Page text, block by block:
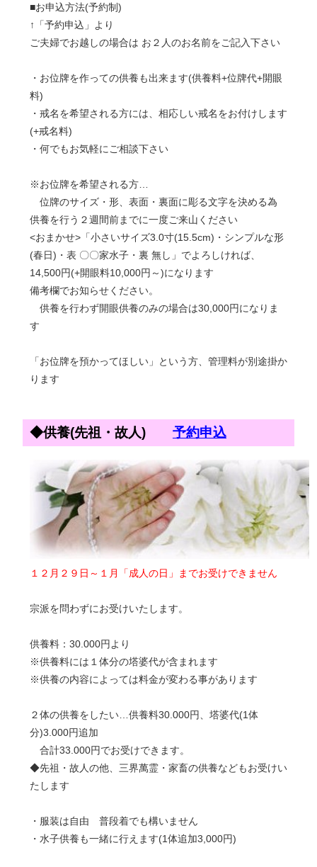
■お申込方法(予約制)
↑「予約申込」より
ご夫婦でお越しの場合は お２人のお名前をご記入下さい
・お位牌を作っての供養も出来ます(供養料+位牌代+開眼
料)
・戒名を希望される方には、相応しい戒名をお付けします
(+戒名料)
・何でもお気軽にご相談下さい
※お位牌を希望される方…
位牌のサイズ・形、表面・裏面に彫る文字を決める為
供養を行う２週間前までに一度ご来山ください
<おまかせ>「小さいサイズ3.0寸(15.5cm)・シンプルな形
(春日)・表 〇〇家水子・裏 無し」でよろしければ、
14,500円(+開眼料10,000円～)になります
備考欄でお知らせください。
供養を行わず開眼供養のみの場合は30,000円になりま
す
「お位牌を預かってほしい」という方、管理料が別途掛か
ります
◆供養(先祖・故人) 予約申込
１２月２９日～１月「成人の日」までお受けできません
宗派を問わずにお受けいたします。
供養料：30.000円より
※供養料には１体分の塔婆代が含まれます
※供養の内容によっては料金が変わる事があります
２体の供養をしたい…供養料30.000円、塔婆代(1体
分)3.000円追加
合計33.000円でお受けできます。
◆先祖・故人の他、三界萬霊・家畜の供養などもお受けい
たします
・服装は自由 普段着でも構いません
・水子供養も一緒に行えます(1体追加3,000円)